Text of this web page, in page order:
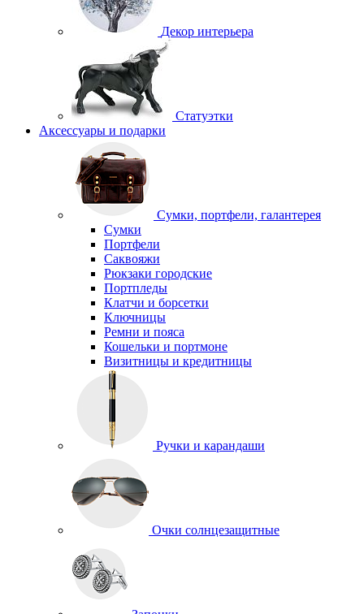
Декор интерьера
Статуэтки
Аксессуары и подарки
Сумки, портфели, галантерея
Сумки
Портфели
Саквояжи
Рюкзаки городские
Портпледы
Клатчи и борсетки
Ключницы
Ремни и пояса
Кошельки и портмоне
Визитницы и кредитницы
Ручки и карандаши
Очки солнцезащитные